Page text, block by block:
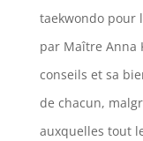
taekwondo pour
par Maître Anna
conseils et sa
de chacun,
auxquelles tout